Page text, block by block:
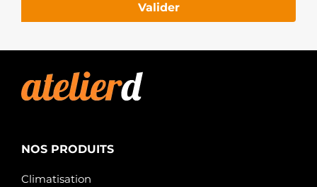
Valider
NOS PRODUITS
Climatisation